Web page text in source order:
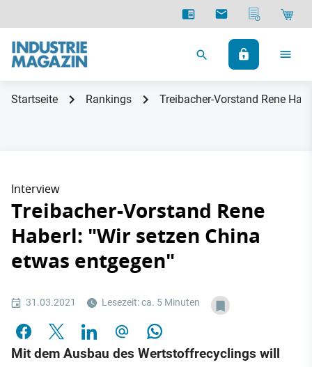
Startseite Rankings Treibacher-Vorstand Rene
Interview
Treibacher-Vorstand Rene
Haberl: "Wir setzen China
etwas entgegen"
31.03.2021 Lesezeit: ca. 5 Minuten
Mit dem Ausbau des Wertstoffrecyclings will